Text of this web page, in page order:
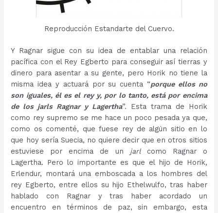
Reproducción Estandarte del Cuervo.
Y Ragnar sigue con su idea de entablar una relación
pacífica con el Rey Egberto para conseguir así tierras y
dinero para asentar a su gente, pero Horik no tiene la
misma idea y actuará por su cuenta “porque ellos no
son iguales, él es el rey y, por lo tanto, está por encima
de los jarls Ragnar y Lagertha”. Esta trama de Horik
como rey supremo se me hace un poco pesada ya que,
como os comenté, que fuese rey de algún sitio en lo
que hoy sería Suecia, no quiere decir que en otros sitios
estuviese por encima de un jarlcomo Ragnar o
Lagertha. Pero lo importante es que el hijo de Horik,
Erlendur, montará una emboscada a los hombres del
rey Egberto, entre ellos su hijo Ethelwulfo, tras haber
hablado con Ragnar y tras haber acordado un
encuentro en términos de paz, sin embargo, esta